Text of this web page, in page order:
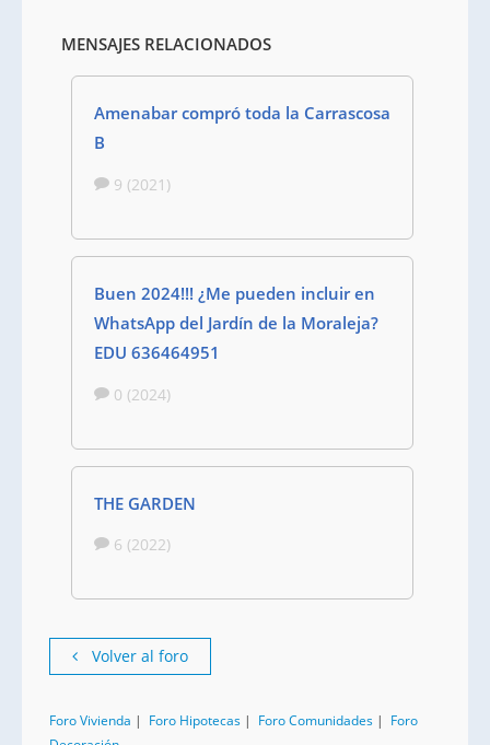
MENSAJES RELACIONADOS
Amenabar compró toda la Carrascosa
B
9 (2021)
Buen 2024!!! ¿Me pueden incluir en
WhatsApp del Jardín de la Moraleja?
EDU 636464951
0 (2024)
THE GARDEN
6 (2022)
Volver al foro
Foro Vivienda | Foro Hipotecas | Foro Comunidades | Foro